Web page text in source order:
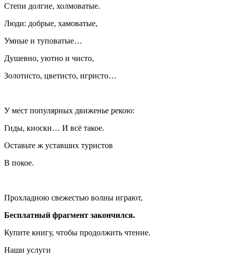
Степи долгие, холмоватые.
Люди: добрые, хамоватые,
Умные и туповатые…
Душевно, уютно и чисто,
Золотисто, цветисто, игристо…
У мест популярных движенье рекою:
Гиды, киоски… И всё такое.
Оставьте ж уставших туристов
В покое.
Прохладною свежестью волны играют,
Бесплатный фрагмент закончился.
Купите книгу, чтобы продолжить чтение.
Наши услуги